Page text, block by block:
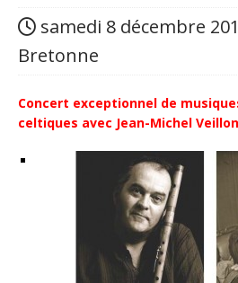
samedi 8 décembre
Bretonne
Concert exceptionnel de
celtiques avec Jean-Michel